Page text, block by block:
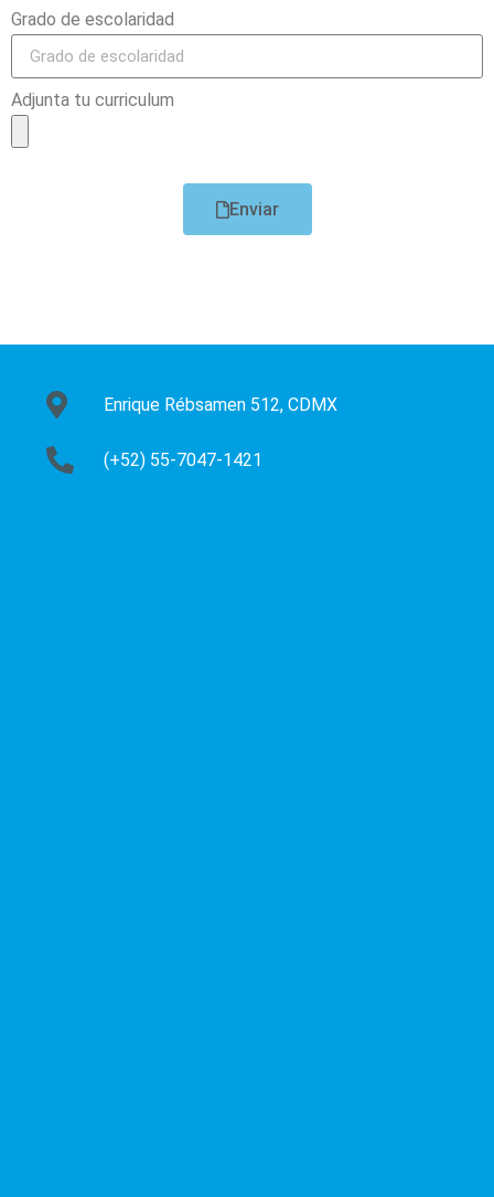
Grado de escolaridad
Adjunta tu curriculum
Enviar
Enrique Rébsamen 512, CDMX
(+52) 55-7047-1421